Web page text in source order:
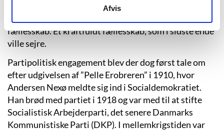
Afvis
se, hvordan “livets forurettede” fandtes overalt, og
fællesskab. Et kraftfuldt fællesskab, som i sidste ende
ville sejre.
Partipolitisk engagement blev der dog først tale om
efter udgivelsen af ”Pelle Erobreren” i 1910, hvor
Andersen Nexø meldte sig ind i Socialdemokratiet.
Han brød med partiet i 1918 og var med til at stifte
Socialistisk Arbejderparti, det senere Danmarks
Kommunistiske Parti (DKP). I mellemkrigstiden var